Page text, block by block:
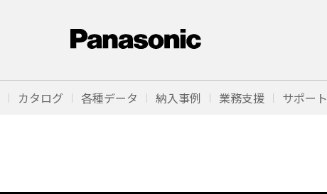
カタログ 各種データ 納入事例 業務支援 サポート